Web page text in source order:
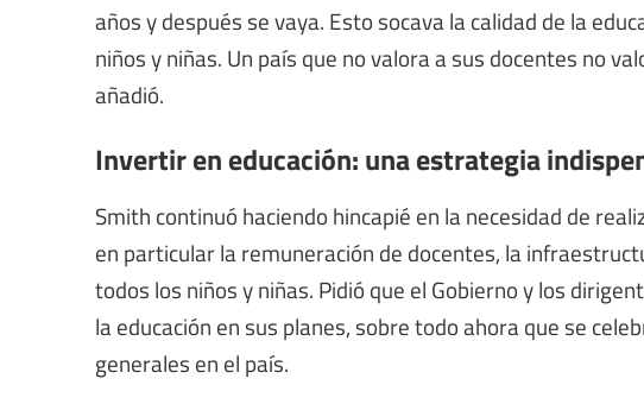
años y después se vaya. Esto socava la calidad de la
niños y niñas. Un país que no valora a sus docentes no
añadió.
Invertir en educación: una estrategia
Smith continuó haciendo hincapié en la necesidad de
en particular la remuneración de docentes, la
todos los niños y niñas. Pidió que el Gobierno y los
la educación en sus planes, sobre todo ahora que se
generales en el país.